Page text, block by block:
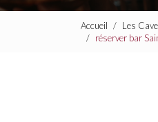
Accueil Les
réserver bar